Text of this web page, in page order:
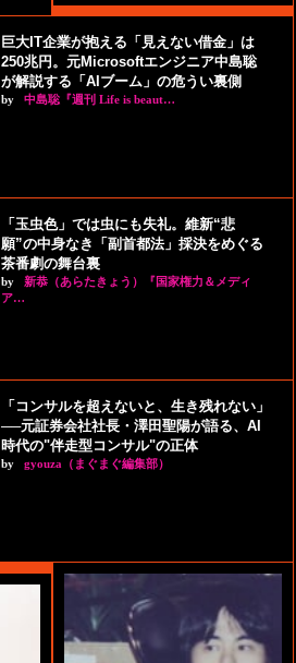
巨大IT企業が抱える「見えない借金」は
250兆円。元Microsoftエンジニア中島聡
が解説する「AIブーム」の危うい裏側
by 中島聡『週刊 Life is beaut…
「玉虫色」では虫にも失礼。維新“悲
願”の中身なき「副首都法」採決をめぐる
茶番劇の舞台裏
by
新恭（あらたきょう）『国家権力＆メディ
ア…
「コンサルを超えないと、生き残れない」
──元証券会社社長・澤田聖陽が語る、AI
時代の"伴走型コンサル"の正体
by gyouza（まぐまぐ編集部）